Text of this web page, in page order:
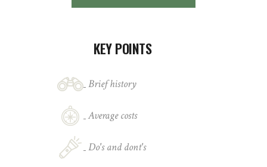
KEY POINTS
Brief history
Average costs
Do's and dont's